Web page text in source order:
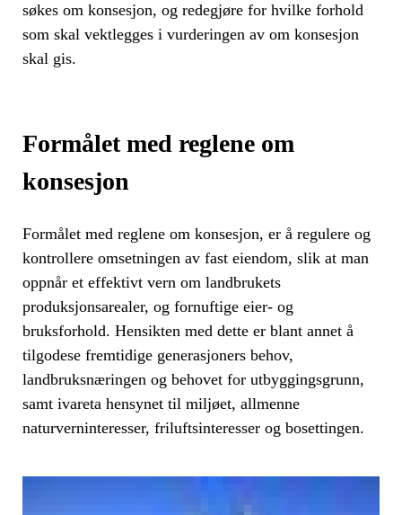
søkes om konsesjon, og redegjøre for hvilke forhold
som skal vektlegges i vurderingen av om konsesjon
skal gis.
Formålet med reglene om
konsesjon
Formålet med reglene om konsesjon, er å regulere og
kontrollere omsetningen av fast eiendom, slik at man
oppnår et effektivt vern om landbrukets
produksjonsarealer, og fornuftige eier- og
bruksforhold. Hensikten med dette er blant annet å
tilgodese fremtidige generasjoners behov,
landbruksnæringen og behovet for utbyggingsgrunn,
samt ivareta hensynet til miljøet, allmenne
naturverninteresser, friluftsinteresser og bosettingen.